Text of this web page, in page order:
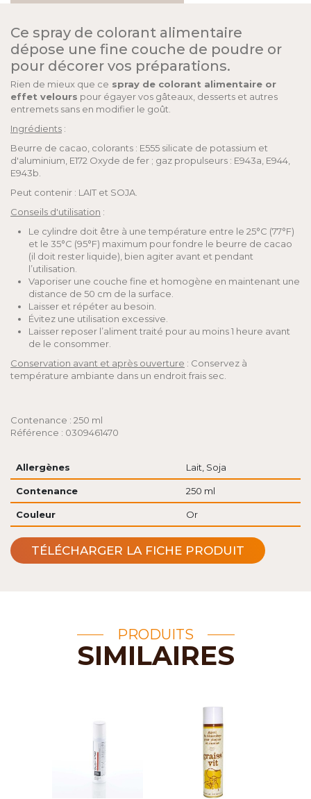
Ce spray de colorant alimentaire
dépose une fine couche de poudre or
pour décorer vos préparations.
Rien de mieux que ce spray de colorant alimentaire or
effet velours pour égayer vos gâteaux, desserts et autres
entremets sans en modifier le goût.
Ingrédients :
Beurre de cacao, colorants : E555 silicate de potassium et
d'aluminium, E172 Oxyde de fer ; gaz propulseurs : E943a, E944,
E943b.
Peut contenir : LAIT et SOJA.
Conseils d'utilisation :
Le cylindre doit être à une température entre le 25°C (77°F)
et le 35°C (95°F) maximum pour fondre le beurre de cacao
(il doit rester liquide), bien agiter avant et pendant
l’utilisation.
Vaporiser une couche fine et homogène en maintenant une
distance de 50 cm de la surface.
Laisser et répéter au besoin.
Évitez une utilisation excessive.
Laisser reposer l’aliment traité pour au moins 1 heure avant
de le consommer.
Conservation avant et après ouverture : Conservez à
température ambiante dans un endroit frais sec.
Contenance : 250 ml
Référence : 0309461470
Allergènes Lait, Soja
Contenance 250 ml
Couleur Or
TÉLÉCHARGER LA FICHE PRODUIT
PRODUITS
SIMILAIRES